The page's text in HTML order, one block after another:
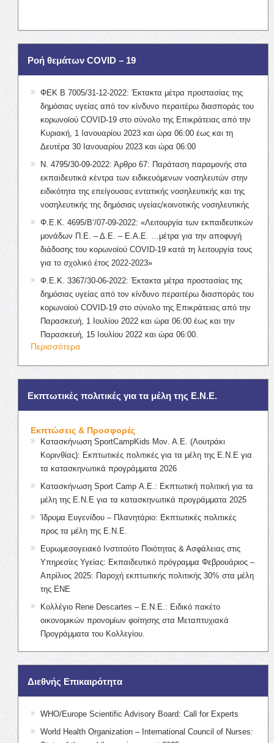
Ροή θεμάτων COVID – 19
ΦΕΚ Β 7005/31-12-2022: Έκτακτα μέτρα προστασίας της
δημόσιας υγείας από τον κίνδυνο περαιτέρω διασποράς του
κορωνοϊού COVID-19 στο σύνολο της Επικράτειας από την
Κυριακή, 1 Ιανουαρίου 2023 και ώρα 06:00 έως και τη
Δευτέρα 30 Ιανουαρίου 2023 και ώρα 06:00
Ν. 4795/30-09-2022: Άρθρο 67: Παράταση παραμονής στα
εκπαιδευτικά κέντρα των ειδικευόμενων νοσηλευτών στην
ειδικότητα της επείγουσας εντατικής νοσηλευτικής και της
νοσηλευτικής της δημόσιας υγείας/κοινοτικής νοσηλευτικής
Φ.Ε.Κ. 4695/Β’/07-09-2022: «Λειτουργία των εκπαιδευτικών
μονάδων Π.Ε. – Δ.Ε. – Ε.Α.Ε. …μέτρα για την αποφυγή
διάδοσης του κορωνοϊού COVID-19 κατά τη λειτουργία τους
για το σχολικό έτος 2022-2023»
Φ.Ε.Κ. 3367/30-06-2022: Έκτακτα μέτρα προστασίας της
δημόσιας υγείας από τον κίνδυνο περαιτέρω διασποράς του
κορωνοϊού COVID-19 στο σύνολο της Επικράτειας από την
Παρασκευή, 1 Ιουλίου 2022 και ώρα 06:00 έως και την
Παρασκευή, 15 Ιουλίου 2022 και ώρα 06:00.
Περισσότερα
Εκπτωτικές πολιτικές για τα μέλη της Ε.Ν.Ε.
Εκπτώσεις & Προσφορές
Κατασκήνωση SportCampKids Μον. Α.Ε. (Λουτράκι
Κορινθίας): Εκπτωτικές πολιτικές για τα μέλη της Ε.Ν.Ε για
τα κατασκηνωτικά προγράμματα 2026
Κατασκήνωση Sport Camp Α.Ε.: Εκπτωτική πολιτική για τα
μέλη της Ε.Ν.Ε για τα κατασκηνωτικά προγράμματα 2025
Ίδρυμα Ευγενίδου – Πλανητάριο: Εκπτωτικές πολιτικές
προς τα μέλη της Ε.Ν.Ε.
Ευρωμεσογειακό Ινστιτούτο Ποιότητας & Ασφάλειας στις
Υπηρεσίες Υγείας: Εκπαιδευτικό πρόγραμμα Φεβρουάριος –
Απρίλιος 2025: Παροχή εκπτωτικής πολιτικής 30% στα μέλη
της ΕΝΕ
Κολλέγιο Rene Descartes – Ε.Ν.Ε.: Ειδικό πακέτο
οικονομικών προνομίων φοίτησης στα Μεταπτυχιακά
Προγράμματα του Κολλεγίου.
Διεθνής Επικαιρότητα
WHO/Europe Scientific Advisory Board: Call for Experts
World Health Organization – International Council of Nurses: